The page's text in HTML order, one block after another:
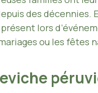
des décennies.
lors
ou les fêtes